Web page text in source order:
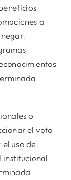
a
o
el voto
uso de
institucional